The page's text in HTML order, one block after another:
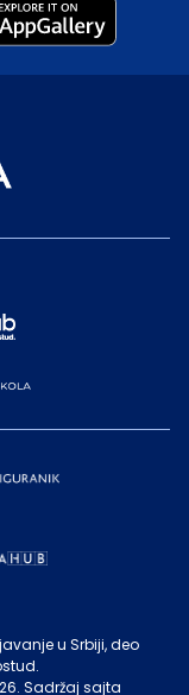
u Srbiji, deo
. Sadržaj sajta